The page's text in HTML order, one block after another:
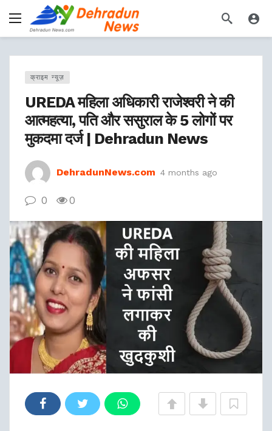
क्राइम न्यूज़
UREDA महिला अधिकारी राजेश्वरी ने की
आत्महत्या, पति और ससुराल के 5 लोगों पर
मुकदमा दर्ज | Dehradun News
DehradunNews.com 4 months ago
0 0